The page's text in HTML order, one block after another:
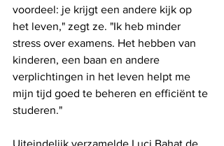
voordeel: je krijgt een andere kijk op
het leven," zegt ze. "Ik heb minder
stress over examens. Het hebben van
kinderen, een baan en andere
verplichtingen in het leven helpt me
mijn tijd goed te beheren en efficiënt te
studeren."